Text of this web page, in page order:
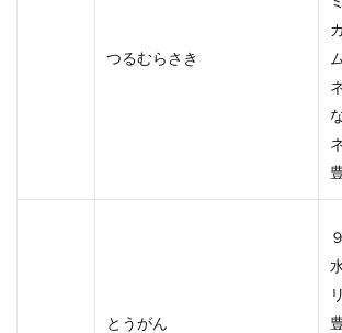
つるむらさき
とうがん